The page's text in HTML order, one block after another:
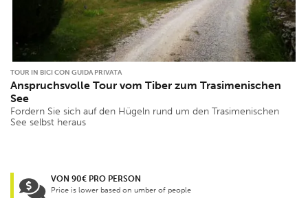
TOUR IN BICI CON GUIDA PRIVATA
Anspruchsvolle Tour vom Tiber zum Trasimenischen
See
Fordern Sie sich auf den Hügeln rund um den Trasimenischen
See selbst heraus
VON 90€ PRO PERSON
Price is lower based on umber of people